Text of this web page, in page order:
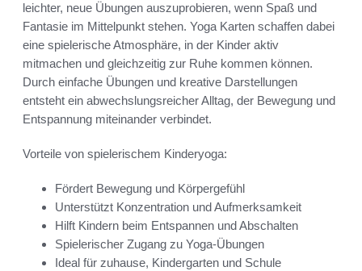
leichter, neue Übungen auszuprobieren, wenn Spaß und
Fantasie im Mittelpunkt stehen. Yoga Karten schaffen dabei
eine spielerische Atmosphäre, in der Kinder aktiv
mitmachen und gleichzeitig zur Ruhe kommen können.
Durch einfache Übungen und kreative Darstellungen
entsteht ein abwechslungsreicher Alltag, der Bewegung und
Entspannung miteinander verbindet.
Vorteile von spielerischem Kinderyoga:
Fördert Bewegung und Körpergefühl
Unterstützt Konzentration und Aufmerksamkeit
Hilft Kindern beim Entspannen und Abschalten
Spielerischer Zugang zu Yoga-Übungen
Ideal für zuhause, Kindergarten und Schule